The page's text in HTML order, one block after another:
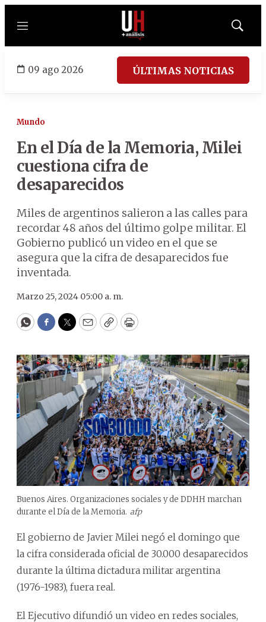
Menú
Mostrar
09 ago 2026 ÚLTIMAS NOTICIAS
Mundo
En el Día de la Memoria, Milei
cuestiona cifra de
desaparecidos
Miles de argentinos salieron a las calles para
recordar 48 años del último golpe militar. El
Gobierno publicó un video en el que se
asegura que la cifra de desaparecidos fue
inventada.
Marzo 25, 2024 05:00 a. m.
WhatsApp
Facebook
Twitter
EmailCopyPrint
Buenos Aires. Organizaciones sociales y de DDHH marchan
durante el Día de la Memoria. afp
El gobierno de Javier Milei negó el domingo que
la cifra considerada oficial de 30.000 desaparecidos
durante la última dictadura militar argentina
(1976-1983), fuera real.
El Ejecutivo difundió un video en redes sociales,